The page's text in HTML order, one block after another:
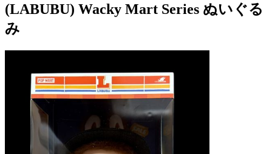
(LABUBU) Wacky Mart Series ぬいぐる
み